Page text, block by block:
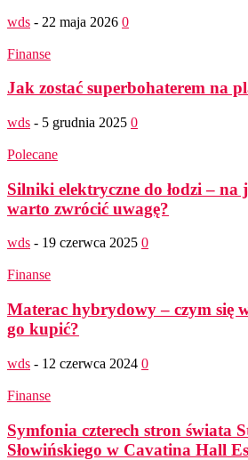
wds - 22 maja 2026 0
Finanse
Jak zostać superbohaterem na
wds - 5 grudnia 2025 0
Polecane
Silniki elektryczne do łodzi –
warto zwrócić uwagę?
wds - 19 czerwca 2025 0
Finanse
Materac hybrydowy – czym się
go kupić?
wds - 12 czerwca 2024 0
Finanse
Symfonia czterech stron świata
Słowińskiego w Cavatina Hall